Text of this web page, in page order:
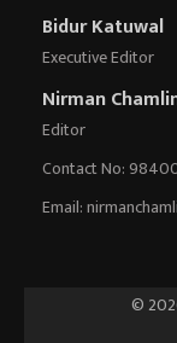
Bidur Katuwal
Executive Editor
Nirman
Editor
Contact No:
Email:
©